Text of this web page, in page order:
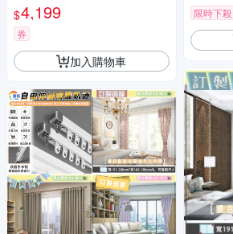
製化
$4,199
券
加入購物車
限時下殺